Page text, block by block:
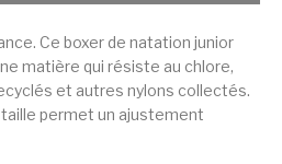
Ce boxer de natation junior
matière qui résiste au chlore,
et autres nylons collectés.
permet un ajustement